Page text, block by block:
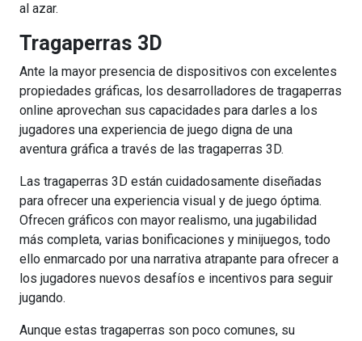
al azar.
Tragaperras 3D
Ante la mayor presencia de dispositivos con excelentes
propiedades gráficas, los desarrolladores de tragaperras
online aprovechan sus capacidades para darles a los
jugadores una experiencia de juego digna de una
aventura gráfica a través de las tragaperras 3D.
Las tragaperras 3D están cuidadosamente diseñadas
para ofrecer una experiencia visual y de juego óptima.
Ofrecen gráficos con mayor realismo, una jugabilidad
más completa, varias bonificaciones y minijuegos, todo
ello enmarcado por una narrativa atrapante para ofrecer a
los jugadores nuevos desafíos e incentivos para seguir
jugando.
Aunque estas tragaperras son poco comunes, su